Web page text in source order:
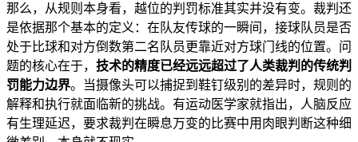
那么，从规则本身看，越位的判罚标准其实并没有变。裁判还
是依据那个基本的定义：在队友传球的一瞬间，接球队员是否
处于比球和对方倒数第二名队员更靠近对方球门线的位置。问
题的核心在于，​ ​技术的精度已经远远超过了人类裁判的传统判
罚能力边界​​。当摄像头可以捕捉到鞋钉级别的差异时，规则的
解释和执行就面临新的挑战。有运动医学家就指出，人脑反应
有生理延迟，要求裁判在瞬息万变的比赛中用肉眼判断这种细